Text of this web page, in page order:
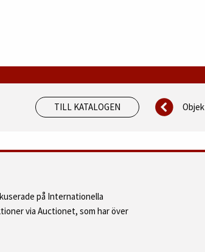
TILL KATALOGEN
på Internationella
via Auctionet, som har över